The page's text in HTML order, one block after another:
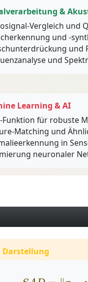
&
Vergleich und
und -
und
und
Learning & AI
Funktion für robuste
Matching und
in
neuronaler
Darstellung
S AD ‖x− ‖